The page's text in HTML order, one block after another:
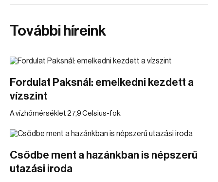
További híreink
Fordulat Paksnál: emelkedni kezdett a
vízszint
A vízhőmérséklet 27,9 Celsius-fok.
Csődbe ment a hazánkban is népszerű
utazási iroda